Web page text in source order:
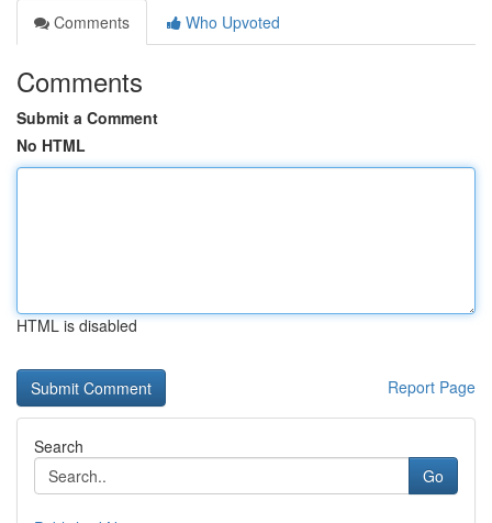
Comments
Who Upvoted
Comments
Submit a Comment
No HTML
HTML is disabled
Report Page
Search
Go